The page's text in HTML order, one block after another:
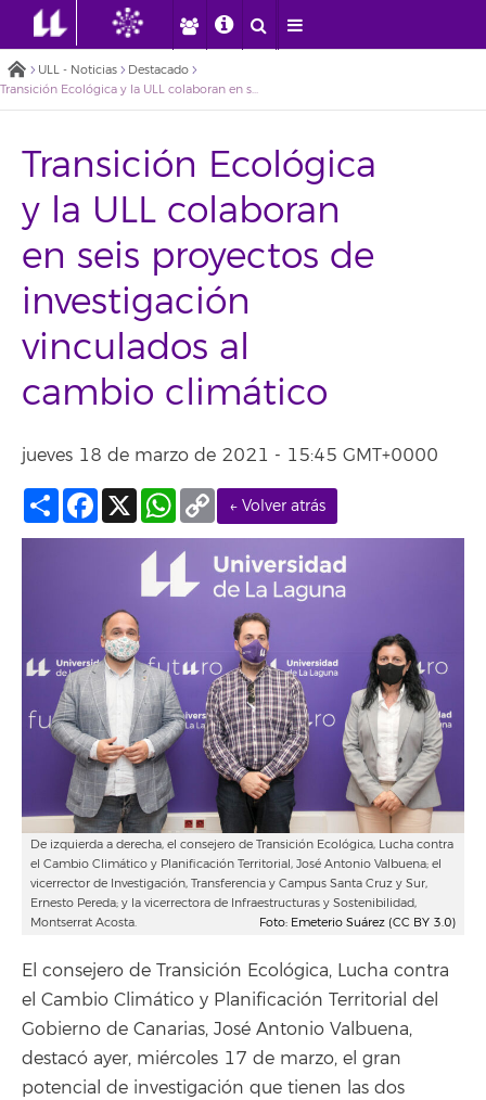
ULL - Noticias
Destacado
Transición Ecológica y la ULL colaboran en seis proyectos de investigación vinculados al cambio climático
Transición Ecológica
y la ULL colaboran
en seis proyectos de
investigación
vinculados al
cambio climático
jueves 18 de marzo de 2021 - 15:45 GMT+0000
← Volver atrás
Compartir
Facebook
X WhatsApp
Copy
Link
De izquierda a derecha, el consejero de Transición Ecológica, Lucha contra
el Cambio Climático y Planificación Territorial, José Antonio Valbuena; el
vicerrector de Investigación, Transferencia y Campus Santa Cruz y Sur,
Ernesto Pereda; y la vicerrectora de Infraestructuras y Sostenibilidad,
Montserrat Acosta.
Foto: Emeterio Suárez (CC BY 3.0)
El consejero de Transición Ecológica, Lucha contra
el Cambio Climático y Planificación Territorial del
Gobierno de Canarias, José Antonio Valbuena,
destacó ayer, miércoles 17 de marzo, el gran
potencial de investigación que tienen las dos